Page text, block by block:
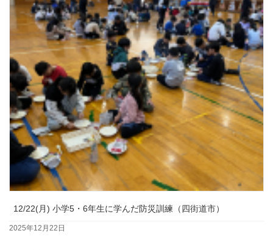
12/22(月) 小学5・6年生に学んだ防災訓練（四街道市）
2025年12月22日